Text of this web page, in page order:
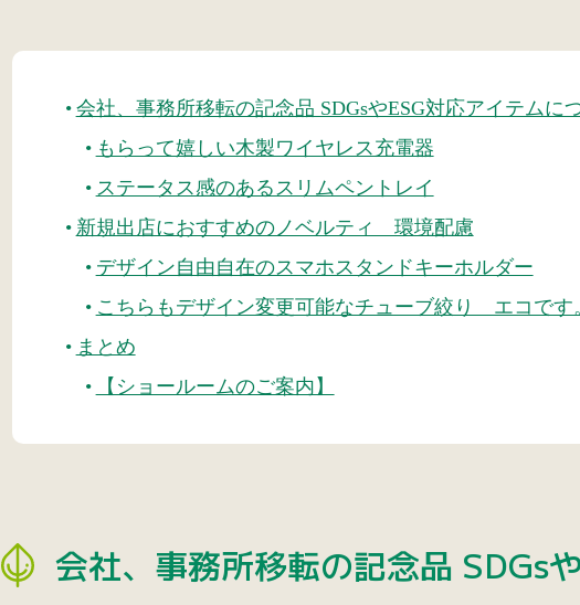
会社、事務所移転の記念品 SDGsやESG対応アイテムに
もらって嬉しい木製ワイヤレス充電器
ステータス感のあるスリムペントレイ
新規出店におすすめのノベルティ 環境配慮
デザイン自由自在のスマホスタンドキーホルダー
こちらもデザイン変更可能なチューブ絞り エコです
まとめ
【ショールームのご案内】
会社、事務所移転の記念品 SDGs